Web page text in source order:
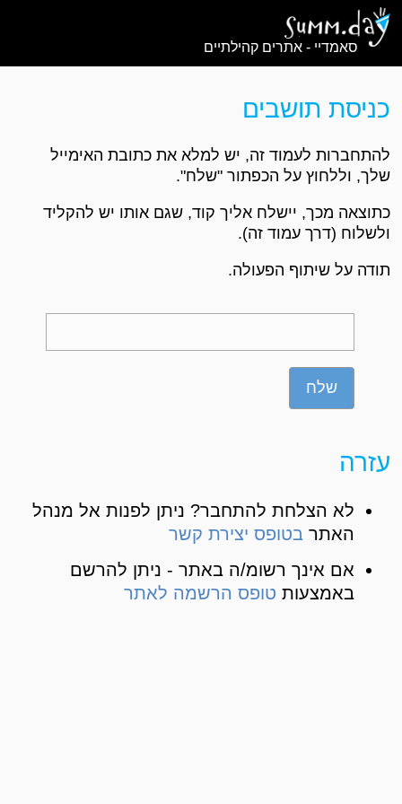
סאמדיי - אתרים קהילתיים
כניסת תושבים
להתחברות לעמוד זה, יש למלא את כתובת האימייל
שלך, וללחוץ על הכפתור "שלח".
כתוצאה מכך, יישלח אליך קוד, שגם אותו יש להקליד
ולשלוח (דרך עמוד זה).
תודה על שיתוף הפעולה.
שלח
עזרה
לא הצלחת להתחבר? ניתן לפנות אל מנהל
האתרבטופס יצירת קשר
אם אינך רשומ/ה באתר - ניתן להרשם
באמצעות טופס הרשמה לאתר